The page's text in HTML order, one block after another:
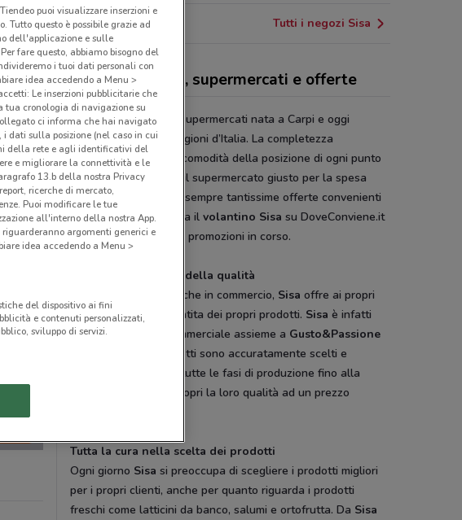
16.7 km
Spazio Conad
Tutti i negozi Sisa
Sisa - volantino, supermercati e offerte
Sisaè una catena di supermercati nata a Carpi e oggi
presente in tutte le regioni d’Italia. La completezza
dell’offerta unita alla comodità della posizione di ogni punto
vendita fanno di
il supermercato giusto per la spesa
quotidiana.
offre sempre tantissime offerte convenienti
per risparmiare. Sfoglia ilvolantino Sisa su DoveConviene.it
e non perdere tutte le promozioni in corso.
La spesa all’insegna della qualità
Oltre alle migliori marche in commercio, Sisa offre ai propri
clienti la qualità garantita dei propri prodotti. Sisa è infatti
anche un marchio commerciale assieme a Gusto&Passione
. Questi prodotti sono accuratamente scelti e
in tutte le fasi di produzione fino alla
vendita nei negozi. Scopri la loro qualità ad un prezzo
Tutta la cura nella scelta dei prodotti
Ogni giorno Sisa si preoccupa di scegliere i prodotti migliori
per i propri clienti, anche per quanto riguarda i prodotti
freschi come latticini da banco, salumi e ortofrutta. Da Sisa
puoi visualizzare inserzioni e
questo è possibile grazie ad
dell'applicazione e sulle
fare questo, abbiamo bisogno del
i tuoi dati personali con
idea accedendo a Menu >
Le inserzioni pubblicitarie che
cronologia di navigazione su
ci informa che hai navigato
dati sulla posizione (nel caso in cui
della rete e agli identificativi del
e migliorare la connettività e le
13.b della nostra Privacy
ricerche di mercato,
Puoi modificare le tue
all'interno della nostra App.
argomenti generici e
idea accedendo a Menu >
del dispositivo ai fini
e contenuti personalizzati,
sviluppo di servizi.